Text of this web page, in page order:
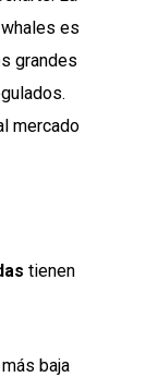
es
grandes
mercado
tienen
baja